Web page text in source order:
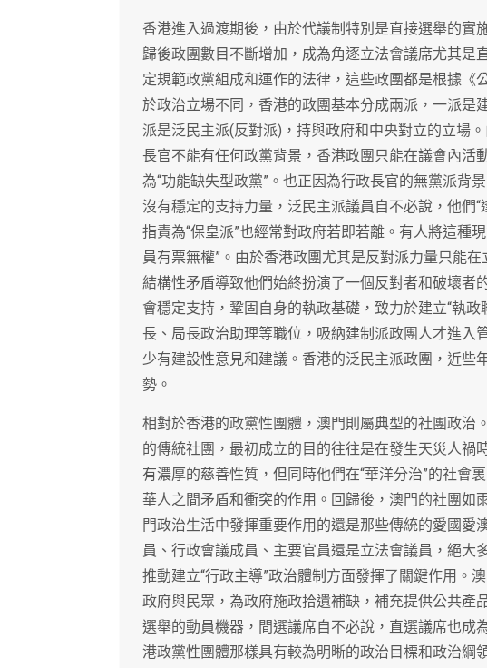
香港進入過渡期後，由於代議制特別是直接選舉的實
歸後政團數目不斷增加，成為角逐立法會議席尤其是
定規範政黨組成和運作的法律，這些政團都是根據《
於政治立場不同，香港的政團基本分成兩派，一派是
派是泛民主派(反對派)，持與政府和中央對立的立場
長官不能有任何政黨背景，香港政團只能在議會內活
為“功能缺失型政黨”。也正因為行政長官的無黨派背
沒有穩定的支持力量，泛民主派議員自不必說，他們
指責為“保皇派”也經常對政府若即若離。有人將這種
員有票無權”。由於香港政團尤其是反對派力量只能
結構性矛盾導致他們始終扮演了一個反對者和破壞者
會穩定支持，鞏固自身的執政基礎，致力於建立“執
長、局長政治助理等職位，吸納建制派政團人才進入
少有建設性意見和建議。香港的泛民主派政團，近些
勢。
相對於香港的政黨性團體，澳門則屬典型的社團政治
的傳統社團，最初成立的目的往往是在發生天災人禍
有濃厚的慈善性質，但同時他們在“華洋分治”的社會
華人之間矛盾和衝突的作用。回歸後，澳門的社團如
門政治生活中發揮重要作用的還是那些傳統的愛國愛
員、行政會議成員、主要官員還是立法會議員，絕大
推動建立“行政主導”政治體制方面發揮了關鍵作用。
政府與民眾，為政府施政拾遺補缺，補充提供公共產
選舉的動員機器，間選議席自不必說，直選議席也成
港政黨性團體那樣具有較為明晰的政治目標和政治綱